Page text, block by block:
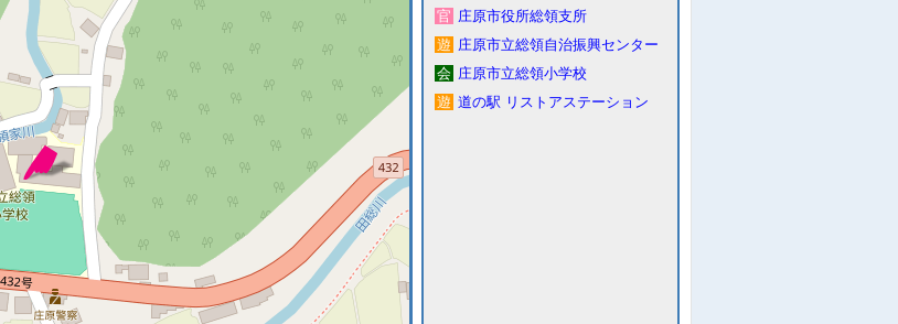
、表示中です ※
官 庄原市役所総領支所
遊 庄原市立総領自治振興センター
会 庄原市立総領小学校
遊 道の駅 リストアステーション